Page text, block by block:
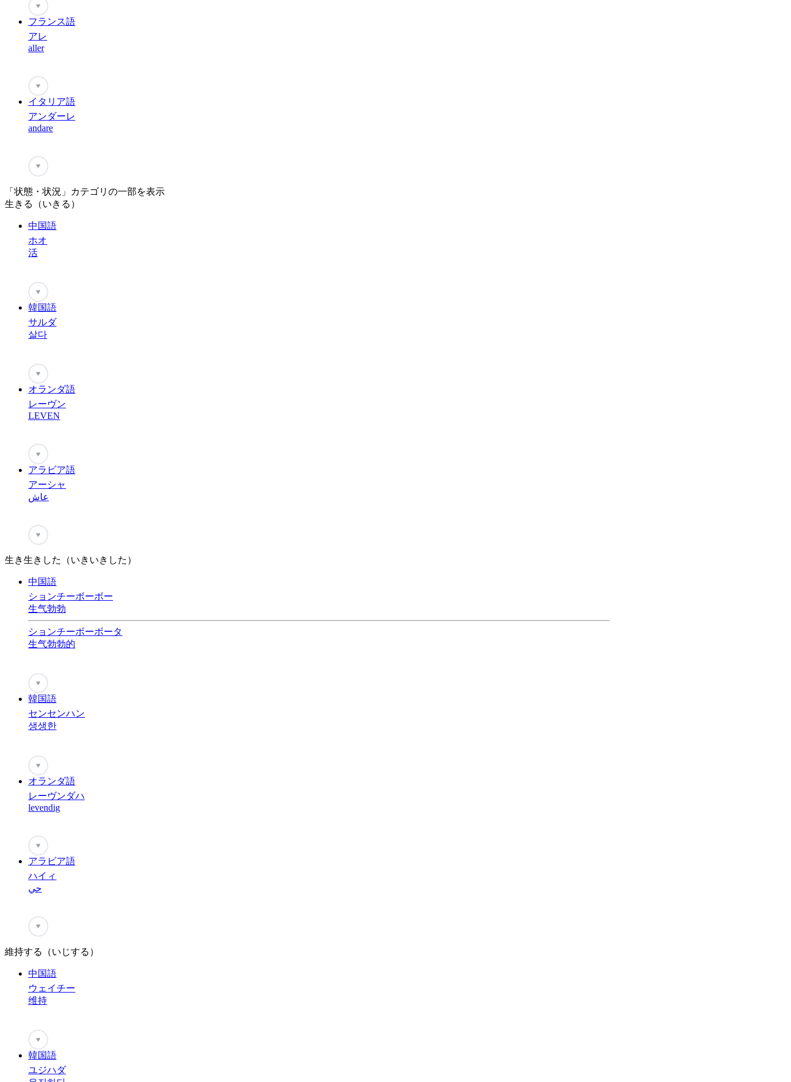
♥
フランス語
アレ
aller
♥
イタリア語
アンダーレ
andare
♥
「状態・状況」カテゴリの一部を表示
生きる（いきる）
中国語
ホオ
活
♥
韓国語
サルダ
살다
♥
オランダ語
レーヴン
LEVEN
♥
アラビア語
アーシャ
عاش
♥
生き生きした（いきいきした）
中国語
ションチーボーボー
生气勃勃
ションチーボーボータ
生气勃勃的
♥
韓国語
センセンハン
생생한
♥
オランダ語
レーヴンダハ
levendig
♥
アラビア語
ハイィ
حي
♥
維持する（いじする）
中国語
ウェイチー
维持
♥
韓国語
ユジハダ